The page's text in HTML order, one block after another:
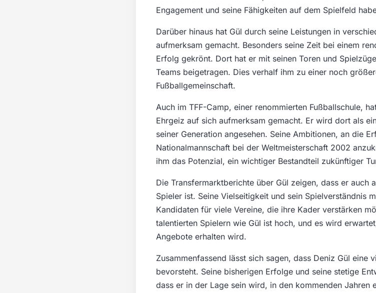
Engagement und seine Fähigkeiten auf dem Spielfeld
Darüber hinaus hat Gül durch seine Leistungen in
aufmerksam gemacht. Besonders seine Zeit bei einem
Erfolg gekrönt. Dort hat er mit seinen Toren und
Teams beigetragen. Dies verhalf ihm zu einer noch
Fußballgemeinschaft.
Auch im TFF-Camp, einer renommierten Fußballschule,
Ehrgeiz auf sich aufmerksam gemacht. Er wird dort als
seiner Generation angesehen. Seine Ambitionen, an die
Nationalmannschaft bei der Weltmeisterschaft 2002
ihm das Potenzial, ein wichtiger Bestandteil zukünftiger
Die Transfermarktberichte über Gül zeigen, dass er auch
Spieler ist. Seine Vielseitigkeit und sein Spielverständnis
Kandidaten für viele Vereine, die ihre Kader verstärken
talentierten Spielern wie Gül ist hoch, und es wird
Angebote erhalten wird.
Zusammenfassend lässt sich sagen, dass Deniz Gül eine
bevorsteht. Seine bisherigen Erfolge und seine stetige
dass er in der Lage sein wird, in den kommenden Jahren